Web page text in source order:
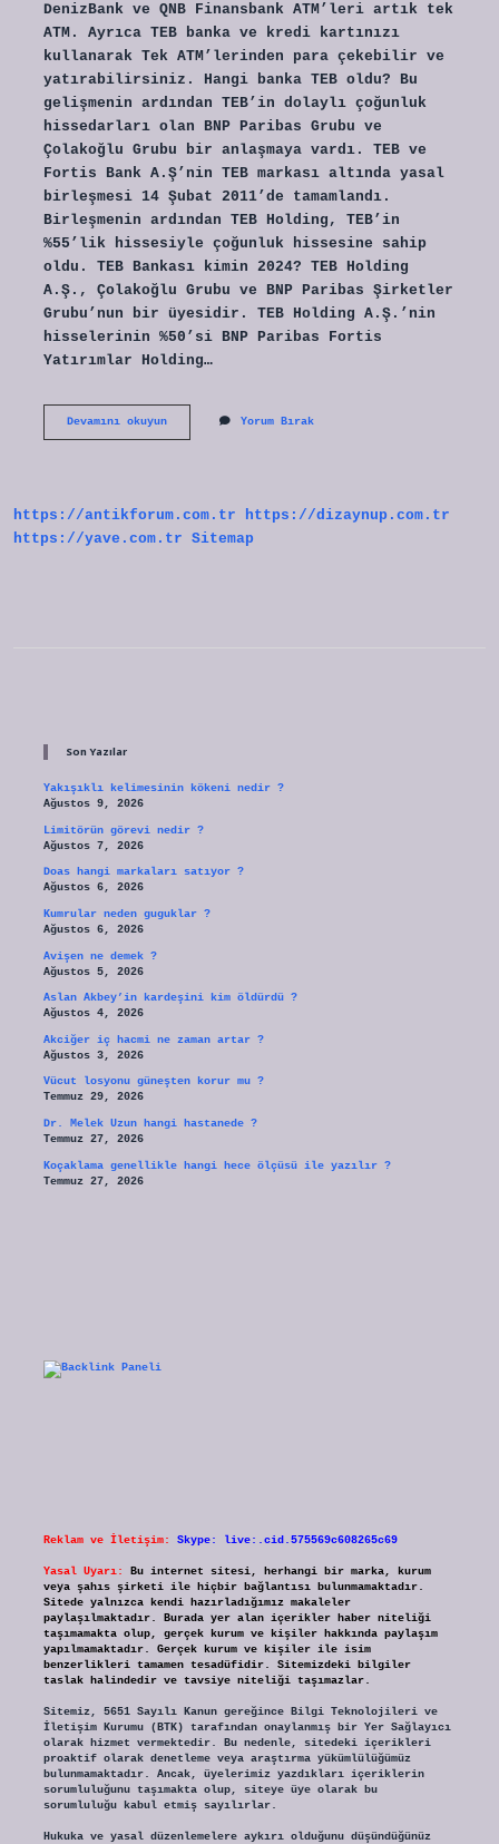
DenizBank ve QNB Finansbank ATM’leri artık tek
ATM. Ayrıca TEB banka ve kredi kartınızı
kullanarak Tek ATM’lerinden para çekebilir ve
yatırabilirsiniz. Hangi banka TEB oldu? Bu
gelişmenin ardından TEB’in dolaylı çoğunluk
hissedarları olan BNP Paribas Grubu ve
Çolakoğlu Grubu bir anlaşmaya vardı. TEB ve
Fortis Bank A.Ş’nin TEB markası altında yasal
birleşmesi 14 Şubat 2011’de tamamlandı.
Birleşmenin ardından TEB Holding, TEB’in
%55’lik hissesiyle çoğunluk hissesine sahip
oldu. TEB Bankası kimin 2024? TEB Holding
A.Ş., Çolakoğlu Grubu ve BNP Paribas Şirketler
Grubu’nun bir üyesidir. TEB Holding A.Ş.’nin
hisselerinin %50’si BNP Paribas Fortis
Yatırımlar Holding…
Devamını okuyunTeb
Yorum Bırak
https://antikforum.com.tr
https://dizaynup.com.tr
https://yave.com.tr Sitemap
Son Yazılar
Yakışıklı kelimesinin kökeni nedir ?
Ağustos 9, 2026
Limitörün görevi nedir ?
Ağustos 7, 2026
Doas hangi markaları satıyor ?
Ağustos 6, 2026
Kumrular neden guguklar ?
Ağustos 6, 2026
Avişen ne demek ?
Ağustos 5, 2026
Aslan Akbey’in kardeşini kim öldürdü ?
Ağustos 4, 2026
Akciğer iç hacmi ne zaman artar ?
Ağustos 3, 2026
Vücut losyonu güneşten korur mu ?
Temmuz 29, 2026
Dr. Melek Uzun hangi hastanede ?
Temmuz 27, 2026
Koçaklama genellikle hangi hece ölçüsü ile yazılır ?
Temmuz 27, 2026
Reklam ve İletişim: Skype: live:.cid.575569c608265c69
Yasal Uyarı:
Bu internet sitesi, herhangi bir marka, kurum
veya şahıs şirketi ile hiçbir bağlantısı bulunmamaktadır.
Sitede yalnızca kendi hazırladığımız makaleler
paylaşılmaktadır. Burada yer alan içerikler haber niteliği
taşımamakta olup, gerçek kurum ve kişiler hakkında paylaşım
yapılmamaktadır. Gerçek kurum ve kişiler ile isim
benzerlikleri tamamen tesadüfidir. Sitemizdeki bilgiler
taslak halindedir ve tavsiye niteliği taşımazlar.
Sitemiz, 5651 Sayılı Kanun gereğince Bilgi Teknolojileri ve
İletişim Kurumu (BTK) tarafından onaylanmış bir Yer Sağlayıcı
olarak hizmet vermektedir. Bu nedenle, sitedeki içerikleri
proaktif olarak denetleme veya araştırma yükümlülüğümüz
bulunmamaktadır. Ancak, üyelerimiz yazdıkları içeriklerin
sorumluluğunu taşımakta olup, siteye üye olarak bu
sorumluluğu kabul etmiş sayılırlar.
Hukuka ve yasal düzenlemelere aykırı olduğunu düşündüğünüz